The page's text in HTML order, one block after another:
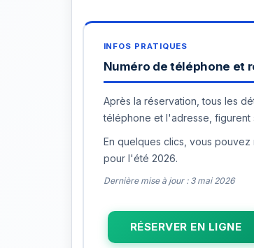
Numéro de téléphone et
Après la réservation, tous les
téléphone et l'adresse, figurent
En quelques clics, vous
pour l'été 2026.
Dernière mise à jour : 3 mai 2026
RÉSERVER EN LIGNE